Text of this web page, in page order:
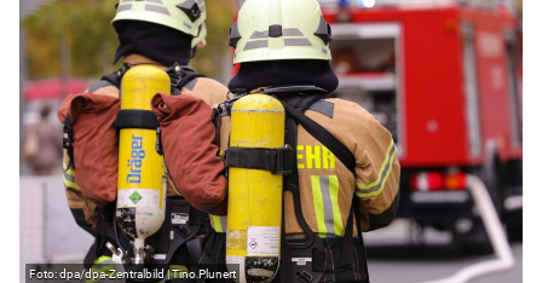
dpa/dpa-Zentralbild | Tino Plunert